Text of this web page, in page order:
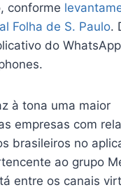
conforme
Folha de S. Paulo.
do
à tona uma maior
empresas com
brasileiros no
ao grupo
entre os canais